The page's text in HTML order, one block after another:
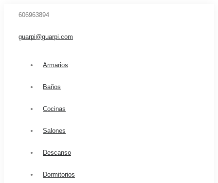
606963894
guarpi@guarpi.com
Armarios
Baños
Cocinas
Salones
Descanso
Dormitorios